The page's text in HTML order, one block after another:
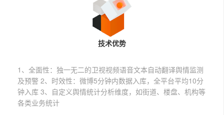
技术优势
1、全面性：独一无二的卫视视频语音文本自动翻译舆情监测
及预警 2、时效性：微博5分钟内数据入库，全平台平均10分
钟入库 3、自定义舆情统计分析维度，如街道、楼盘、机构等
各类业务统计